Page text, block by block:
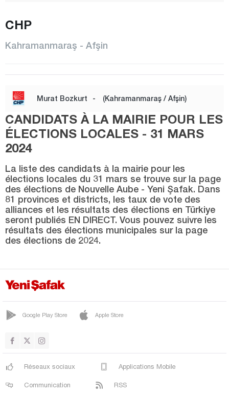
GÖKSUN
PAZARCIK
TÜRKOĞLU
Karaman
Kars
Kastamonu
Kayseri
Kilis
Kırıkkale
Kırklareli
Konya
Manisa
Mardin
Mersin
CHP
Kahramanmaraş - Afşin
Murat Bozkurt - (Kahramanmaraş / Afşin)
CANDIDATS À LA MAIRIE POUR LES
ÉLECTIONS LOCALES - 31 MARS
2024
La liste des candidats à la mairie pour les
élections locales du 31 mars se trouve sur la page
des élections de Nouvelle Aube - Yeni Şafak. Dans
81 provinces et districts, les taux de vote des
alliances et les résultats des élections en Türkiye
seront publiés EN DIRECT. Vous pouvez suivre les
résultats des élections municipales sur la page
des élections de 2024.
Google Play Store Apple Store
Réseaux sociaux Applications Mobile
Communication RSS